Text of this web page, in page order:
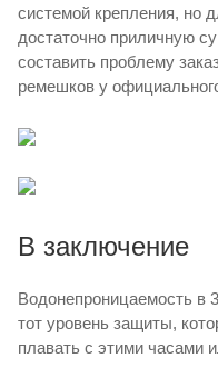
системой крепления, но
достаточно приличную
составить проблему
ремешков у
В заключение
Водонепроницаемость в
тот уровень защиты,
плавать с этими часами